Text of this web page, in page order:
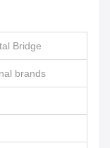
Bridge
brands